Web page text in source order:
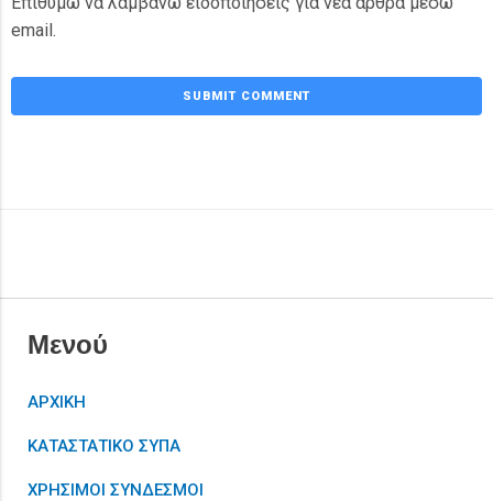
email.
Μενού
ΑΡΧΙΚΗ
ΚΑΤΑΣΤΑΤΙΚΟ ΣΥΠΑ
ΧΡΗΣΙΜΟΙ ΣΥΝΔΕΣΜΟΙ